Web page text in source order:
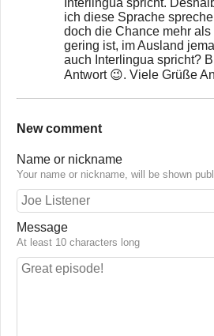
ich diese Sprache
doch die Chance mehr
gering ist, im Ausland
auch Interlingua spricht?
Antwort 😉. Viele Grüße
New comment
Name or nickname
Your name or nickname, will be shown
Message
At least 10 characters long